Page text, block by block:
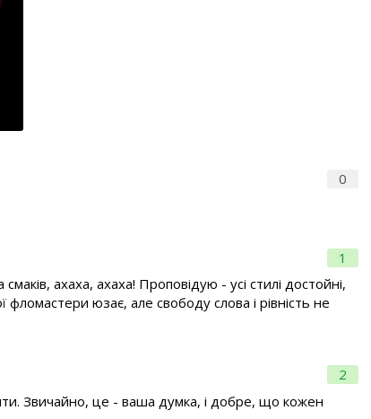
0
1
ахаха, ахаха! Проповідую - усі стилі достойні,
фломастери юзає, але свободу слова і рівність не
2
Звичайно, це - ваша думка, і добре, що кожен